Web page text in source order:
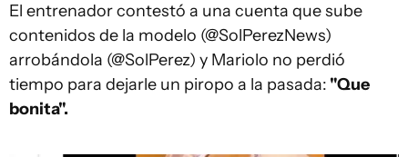
El entrenador contestó a una cuenta que sube
contenidos de la modelo (@SolPerezNews)
arrobándola (@SolPerez) y Mariolo no perdió
tiempo para dejarle un piropo a la pasada: "Que
bonita".